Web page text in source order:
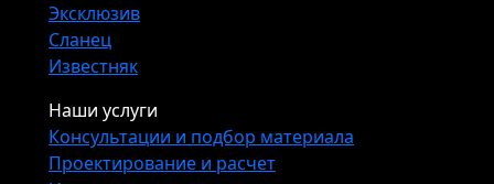
Эксклюзив
Сланец
Известняк
Наши услуги
Консультации и подбор материала
Проектирование и расчет